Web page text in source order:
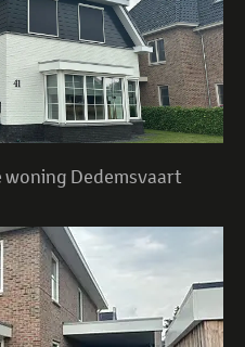
Dedemsvaart